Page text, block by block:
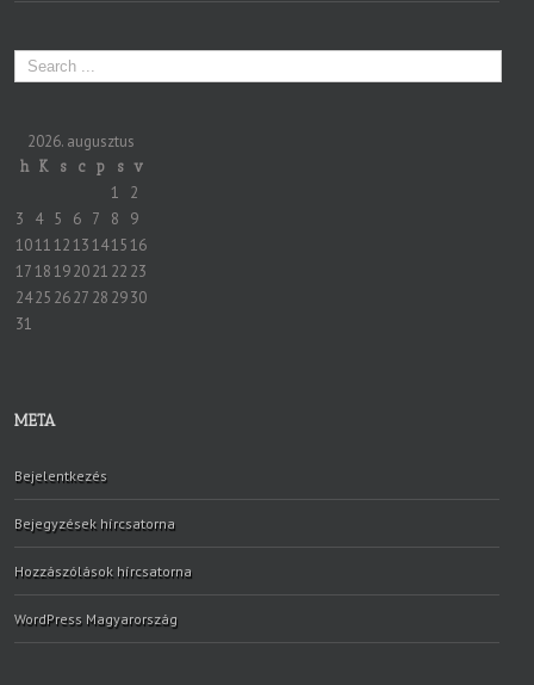
2026. augusztus
h K s c p s v
1
2
3
4 5 6 7 8
9
10111213141516
1718192021 22 23
2425 2627 28 2930
31
META
Bejelentkezés
Bejegyzések hírcsatorna
Hozzászólások hírcsatorna
WordPress Magyarország